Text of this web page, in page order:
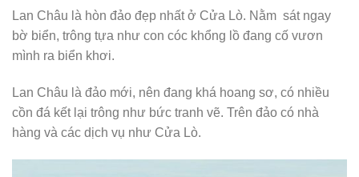
Lan Châu là hòn đảo đẹp nhất ở Cửa Lò. Nằm sát ngay
bờ biển, trông tựa như con cóc khổng lồ đang cố vươn
mình ra biển khơi.
Lan Châu là đảo mới, nên đang khá hoang sơ, có nhiều
cồn đá kết lại trông như bức tranh vẽ. Trên đảo có nhà
hàng và các dịch vụ như Cửa Lò.